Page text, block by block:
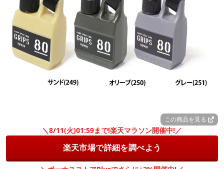
この商品を見る
＼8/11(火)01:59まで!楽天マラソン開催中!／
楽天市場で詳細を調べよう